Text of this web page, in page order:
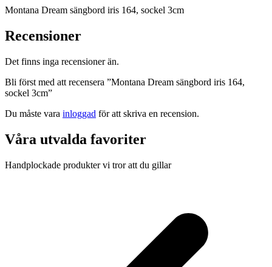
Montana Dream sängbord iris 164, sockel 3cm
Recensioner
Det finns inga recensioner än.
Bli först med att recensera ”Montana Dream sängbord iris 164,
sockel 3cm”
Du måste vara inloggad för att skriva en recension.
Våra utvalda favoriter
Handplockade produkter vi tror att du gillar